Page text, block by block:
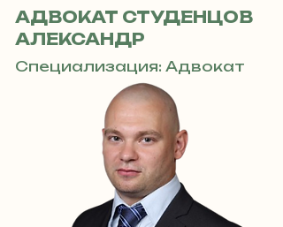
АДВОКАТ СТУДЕНЦОВ
АЛЕКСАНДР
Специализация: Адвокат